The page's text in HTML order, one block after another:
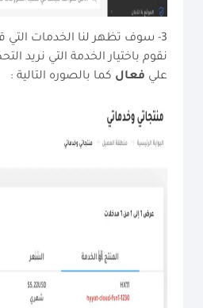
3- سوف تظهر لنا الخدمات التي
نقوم باختيار الخدمة التي نريد
عليفعالكما بالصوره التالية :